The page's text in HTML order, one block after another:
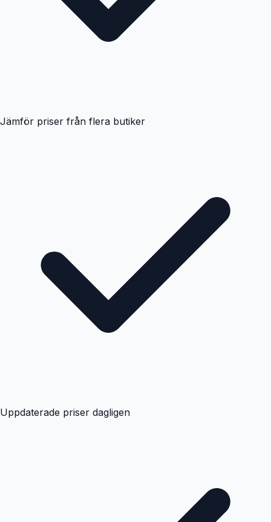
Jämför priser från flera butiker
Uppdaterade priser dagligen